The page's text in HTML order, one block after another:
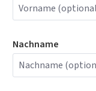
Nachname